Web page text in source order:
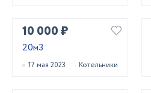
10 000 ₽
20м3
17 мая 2023 Котельники